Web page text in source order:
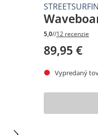
5,0//12 recenzie
89,95 €
Vypredaný